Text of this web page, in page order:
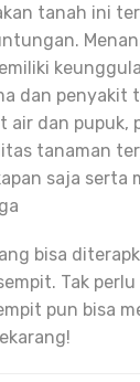
tanah ini
dan penyakit
air dan pupuk,
tanaman
saja serta
bisa
Tak
pun bisa